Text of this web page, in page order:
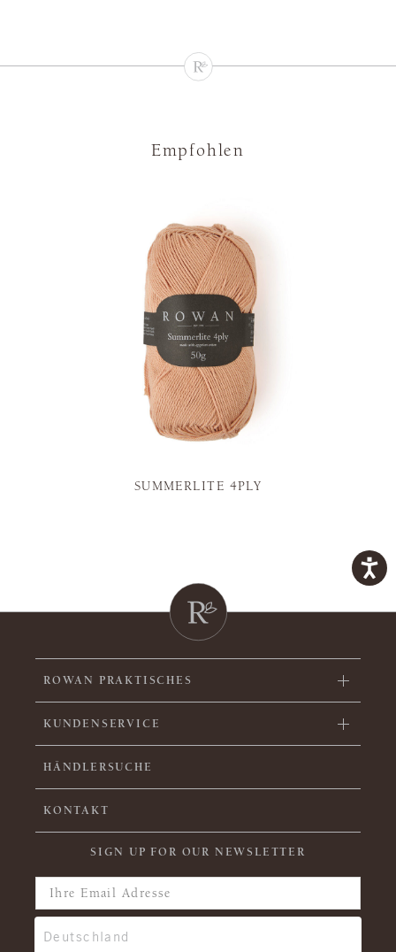
Empfohlen
SUMMERLITE 4PLY
ROWAN PRAKTISCHES
KUNDENSERVICE
HÄNDLERSUCHE
KONTAKT
SIGN UP FOR OUR NEWSLETTER